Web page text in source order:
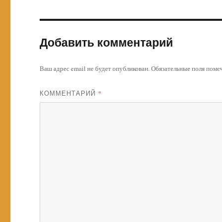
Добавить комментарий
Ваш адрес email не будет опубликован.Обязательные поля
КОММЕНТАРИЙ *